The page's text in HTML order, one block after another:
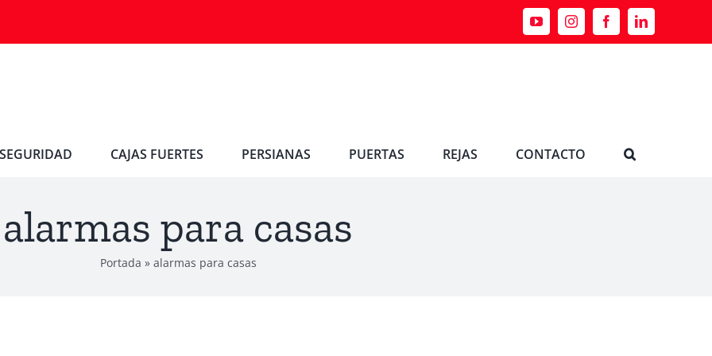
YouTubeInstagramFacebookLinkedIn
SEGURIDAD CAJAS FUERTES PERSIANAS PUERTAS REJAS CONTACTO
alarmas para casas
Portada » alarmas para casas